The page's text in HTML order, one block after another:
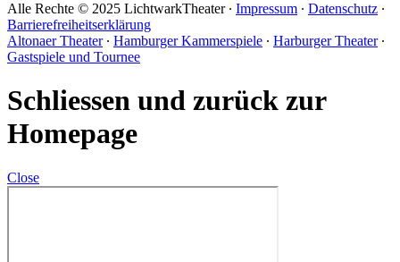
Alle Rechte © 2025 LichtwarkTheater ∙ Impressum ∙ Datenschutz ∙
Barrierefreiheitserklärung
Altonaer Theater∙ Hamburger Kammerspiele ∙ Harburger Theater∙
Gastspiele und Tournee
Schliessen und zurück zur
Homepage
Close